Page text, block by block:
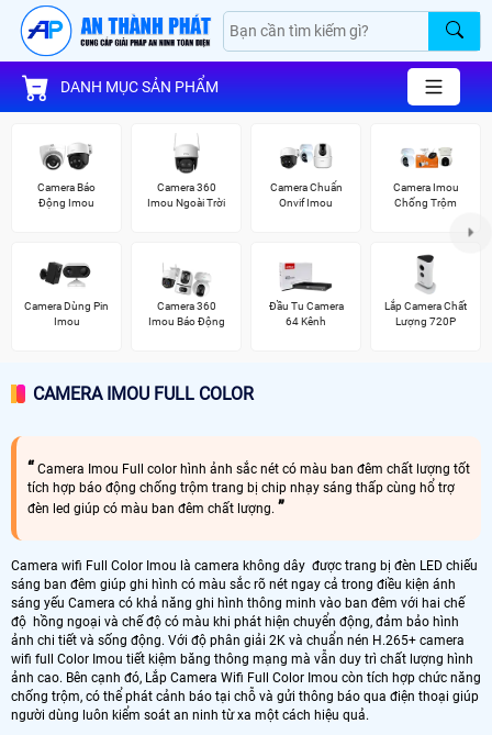
DANH MỤC SẢN PHẨM
Camera Báo
Động Imou
Camera 360
Imou Ngoài Trời
Camera Chuẩn
Onvif Imou
Camera Imou
Chống Trộm
Camera Dùng Pin
Imou
Camera 360
Imou Báo Động
Đầu Tu Camera
64 Kênh
Lắp Camera Chất
Lượng 720P
CAMERA IMOU FULL COLOR
Camera Imou Full color hình ảnh sắc nét có màu ban đêm chất lượng tốt
tích hợp báo động chống trộm trang bị chip nhạy sáng thấp cùng hổ trợ
đèn led giúp có màu ban đêm chất lượng.
Camera wifi Full Color Imou là camera không dây được trang bị đèn LED chiếu
sáng ban đêm giúp ghi hình có màu sắc rõ nét ngay cả trong điều kiện ánh
sáng yếu Camera có khả năng ghi hình thông minh vào ban đêm với hai chế
độ hồng ngoại và chế độ có màu khi phát hiện chuyển động, đảm bảo hình
ảnh chi tiết và sống động. Với độ phân giải 2K và chuẩn nén H.265+ camera
wifi full Color Imou tiết kiệm băng thông mạng mà vẫn duy trì chất lượng hình
ảnh cao. Bên cạnh đó, Lắp Camera Wifi Full Color Imou còn tích hợp chức năng
chống trộm, có thể phát cảnh báo tại chỗ và gửi thông báo qua điện thoại giúp
người dùng luôn kiểm soát an ninh từ xa một cách hiệu quả.